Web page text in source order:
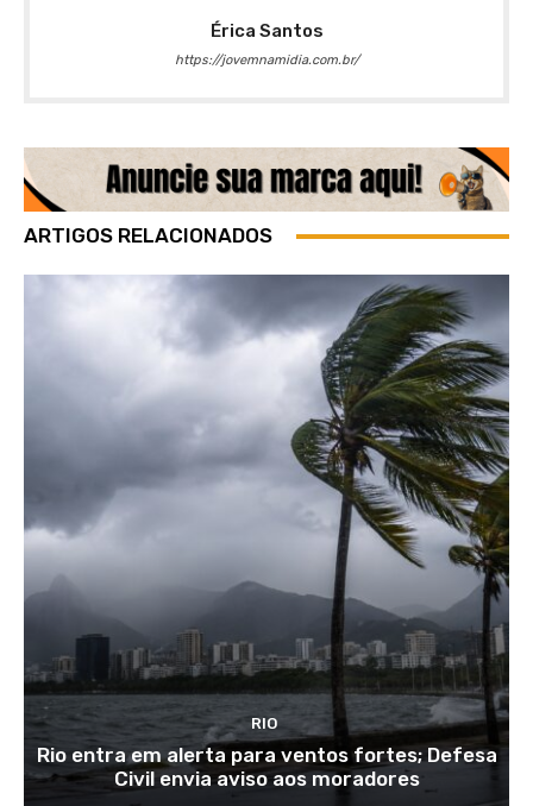
Érica Santos
https://jovemnamidia.com.br/
ARTIGOS RELACIONADOS
RIO
Rio entra em alerta para ventos fortes; Defesa
Civil envia aviso aos moradores